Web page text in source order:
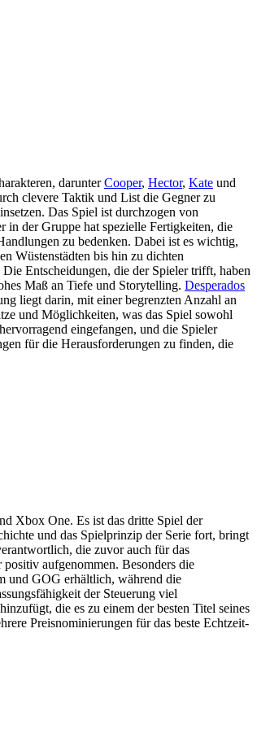
darunterCooper, Hector, Kate und
clevere Taktik und List die Gegner zu
Das Spiel ist durchzogen von
in der Gruppe hat spezielle Fertigkeiten, die
zu bedenken. Dabei ist es wichtig,
Wüstenstädten bis hin zu dichten
Entscheidungen, die der Spieler trifft, haben
Maß an Tiefe und Storytelling. Desperados
liegt darin, mit einer begrenzten Anzahl an
und Möglichkeiten, was das Spiel sowohl
eingefangen, und die Spieler
für die Herausforderungen zu finden, die
Xbox One. Es ist das dritte Spiel der
und das Spielprinzip der Serie fort, bringt
die zuvor auch für das
aufgenommen. Besonders die
und GOG erhältlich, während die
der Steuerung viel
die es zu einem der besten Titel seines
Preisnominierungen für das beste Echtzeit-